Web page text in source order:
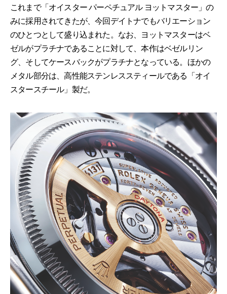
これまで「オイスター パーペチュアル ヨットマスター」の
みに採用されてきたが、今回デイトナでもバリエーション
のひとつとして盛り込まれた。なお、ヨットマスターはベ
ゼルがプラチナであることに対して、本作はベゼルリン
グ、そしてケースバックがプラチナとなっている。ほかの
メタル部分は、高性能ステンレススティールである「オイ
スタースチール」製だ。